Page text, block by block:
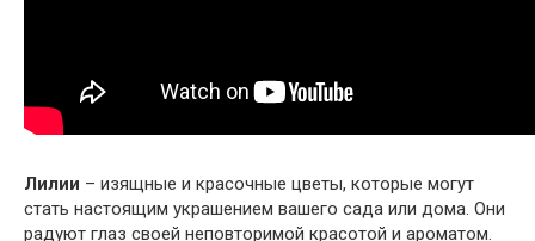
Лилии – изящные и красочные цветы, которые могут
стать настоящим украшением вашего сада или дома. Они
радуют глаз своей неповторимой красотой и ароматом.